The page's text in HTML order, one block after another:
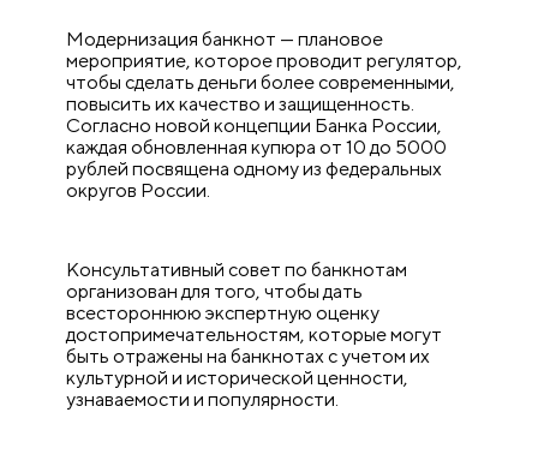
Модернизация банкнот — плановое
мероприятие, которое проводит регулятор,
чтобы сделать деньги более современными,
повысить их качество и защищенность.
Согласно новой концепции Банка России,
каждая обновленная купюра от 10 до 5000
рублей посвящена одному из федеральных
округов России.
Консультативный совет по банкнотам
организован для того, чтобы дать
всестороннюю экспертную оценку
достопримечательностям, которые могут
быть отражены на банкнотах с учетом их
культурной и исторической ценности,
узнаваемости и популярности.